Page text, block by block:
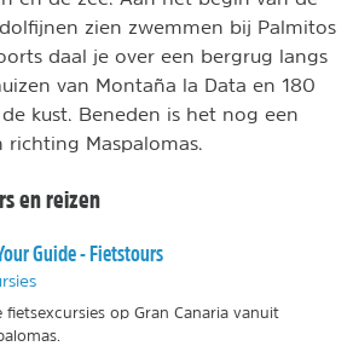
zien zwemmen bij Palmitos
daal je over een bergrug langs
van Montaña la Data en 180
kust. Beneden is het nog een
Maspalomas.
en reizen
Guide - Fietstours
fietsexcursies op Gran Canaria vanuit